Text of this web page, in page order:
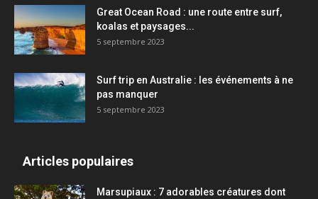
Great Ocean Road : une route entre surf,
koalas et paysages...
5 septembre 2023
Surf trip en Australie : les événements à ne
pas manquer
5 septembre 2023
Articles populaires
Marsupiaux : 7 adorables créatures dont